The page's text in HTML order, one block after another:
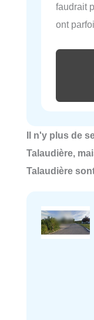
faudrait
ont
Il n'y plus de
Talaudière,
Talaudière